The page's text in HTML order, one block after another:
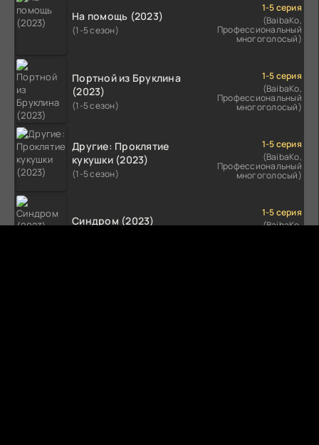
На помощь (2023)
(1-5 сезон)
1-5 серия
(BaibaKo,
Профессиональный
многоголосый)
Портной из Бруклина
(2023)
(1-5 сезон)
1-5 серия
(BaibaKo,
Профессиональный
многоголосый)
Другие: Проклятие
кукушки (2023)
(1-5 сезон)
1-5 серия
(BaibaKo,
Профессиональный
многоголосый)
Синдром (2023)
1-5 серия
(BaibaKo,